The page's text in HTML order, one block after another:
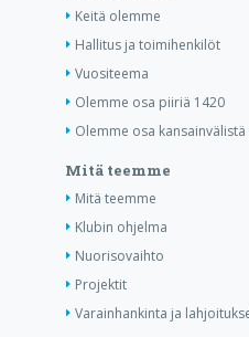
Keitä olemme
Hallitus ja toimihenkilöt
Vuositeema
Olemme osa piiriä 1420
Olemme osa kansainvälistä
Mitä teemme
Mitä teemme
Klubin ohjelma
Nuorisovaihto
Projektit
Varainhankinta ja